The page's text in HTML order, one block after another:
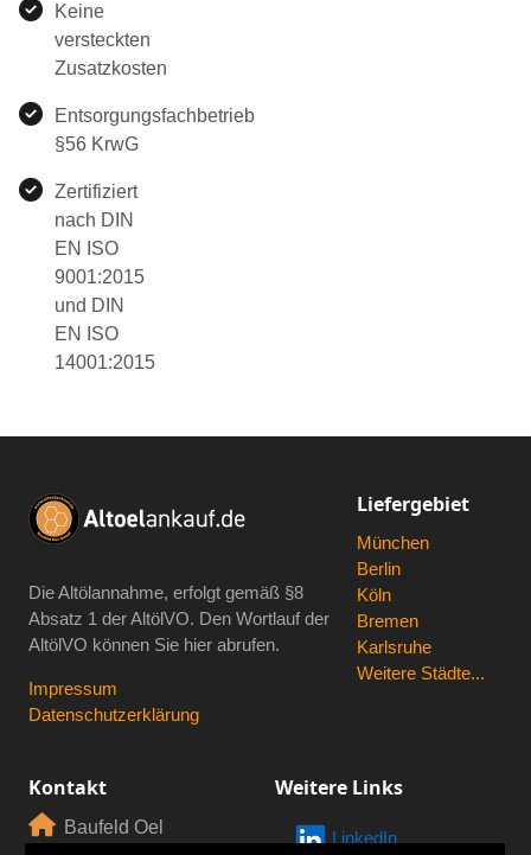
Keine
versteckten
Zusatzkosten
Entsorgungsfachbetrieb
§56 KrwG
Zertifiziert
nach DIN
EN ISO
9001:2015
und DIN
EN ISO
14001:2015
Die Altölannahme, erfolgt gemäß §8
Absatz 1 der AltölVO. Den Wortlauf der
AltölVO können Sie hier abrufen.
Impressum
Datenschutzerklärung
Liefergebiet
München
Berlin
Köln
Bremen
Karlsruhe
Weitere Städte...
Kontakt
Baufeld Oel
Weitere Links
LinkedIn